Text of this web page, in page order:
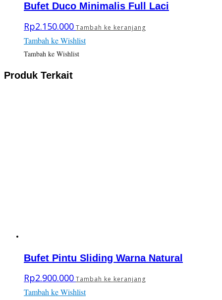
Bufet Duco Minimalis Full Laci
Rp2.150.000 Tambah ke keranjang
Tambah ke Wishlist
Tambah ke Wishlist
Produk Terkait
Bufet Pintu Sliding Warna Natural
Rp2.900.000 Tambah ke keranjang
Tambah ke Wishlist